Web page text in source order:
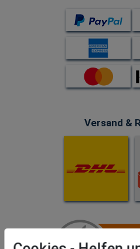
Versand &